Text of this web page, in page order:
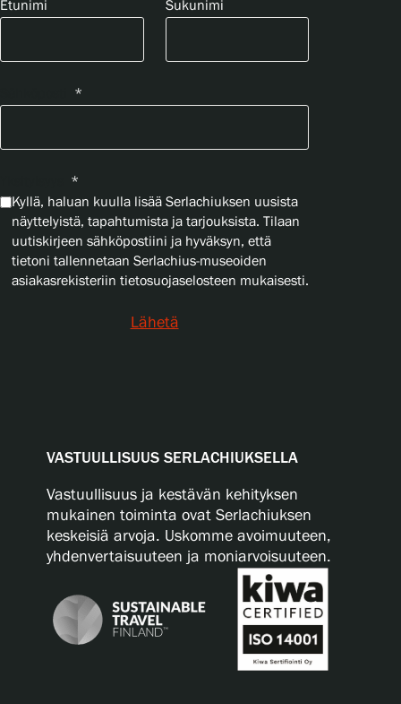
Etunimi
Sukunimi
*
*
Kyllä, haluan kuulla lisää Serlachiuksen uusista
näyttelyistä, tapahtumista ja tarjouksista. Tilaan
uutiskirjeen sähköpostiini ja hyväksyn, että
tietoni tallennetaan Serlachius-museoiden
asiakasrekisteriin tietosuojaselosteen mukaisesti.
Lähetä
VASTUULLISUUS SERLACHIUKSELLA
Vastuullisuus ja kestävän kehityksen
mukainen toiminta ovat Serlachiuksen
keskeisiä arvoja. Uskomme avoimuuteen,
yhdenvertaisuuteen ja moniarvoisuuteen.